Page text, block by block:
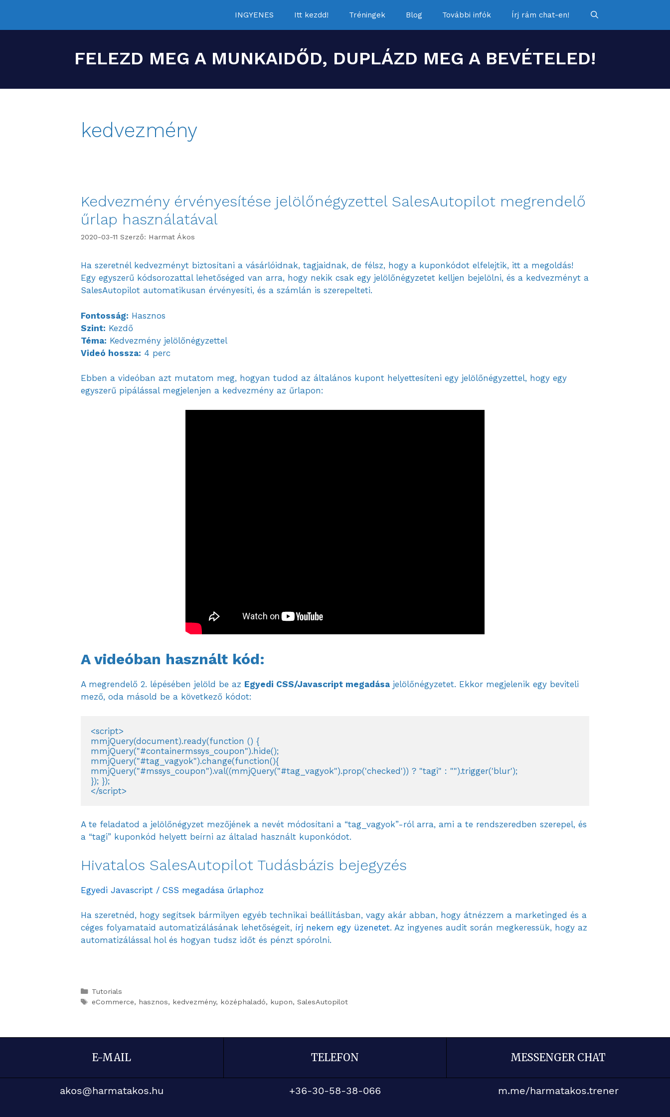
INGYENES Itt kezdd! Tréningek Blog További infók Írj rám chat-en!
FELEZD MEG A MUNKAIDŐD, DUPLÁZD MEG A BEVÉTELED!
kedvezmény
Kedvezmény érvényesítése jelölőnégyzettel SalesAutopilot megrendelő
űrlap használatával
2020-03-11 Szerző: Harmat Ákos
Ha szeretnél kedvezményt biztosítani a vásárlóidnak, tagjaidnak, de félsz, hogy a kuponkódot elfelejtik, itt a megoldás!
Egy egyszerű kódsorozattal lehetőséged van arra, hogy nekik csak egy jelölőnégyzetet kelljen bejelölni, és a kedvezményt a
SalesAutopilot automatikusan érvényesíti, és a számlán is szerepelteti.
Fontosság: Hasznos
Szint: Kezdő
Téma: Kedvezmény jelölőnégyzettel
Videó hossza: 4 perc
Ebben a videóban azt mutatom meg, hogyan tudod az általános kupont helyettesíteni egy jelölőnégyzettel, hogy egy
egyszerű pipálással megjelenjen a kedvezmény az űrlapon:
A videóban használt kód:
A megrendelő 2. lépésében jelöld be az Egyedi CSS/Javascript megadása jelölőnégyzetet. Ekkor megjelenik egy beviteli
mező, oda másold be a következő kódot:
<script>
mmjQuery(document).ready(function () {
mmjQuery("#containermssys_coupon").hide();
mmjQuery("#tag_vagyok").change(function(){
mmjQuery("#mssys_coupon").val((mmjQuery("#tag_vagyok").prop('checked')) ? "tagi" : "").trigger('blur');
}); });
</script>
A te feladatod a jelölőnégyzet mezőjének a nevét módosítani a “tag_vagyok”-ról arra, ami a te rendszeredben szerepel, és
a “tagi” kuponkód helyett beírni az általad használt kuponkódot.
Hivatalos SalesAutopilot Tudásbázis bejegyzés
Egyedi Javascript / CSS megadása űrlaphoz
Ha szeretnéd, hogy segítsek bármilyen egyéb technikai beállításban, vagy akár abban, hogy átnézzem a marketinged és a
céges folyamataid automatizálásának lehetőségeit, írj nekem egy üzenetet. Az ingyenes audit során megkeressük, hogy az
automatizálással hol és hogyan tudsz időt és pénzt spórolni.
Tutorials
eCommerce, hasznos, kedvezmény, középhaladó, kupon, SalesAutopilot
E-MAIL
akos@harmatakos.hu
TELEFON
+36-30-58-38-066
MESSENGER CHAT
m.me/harmatakos.trener